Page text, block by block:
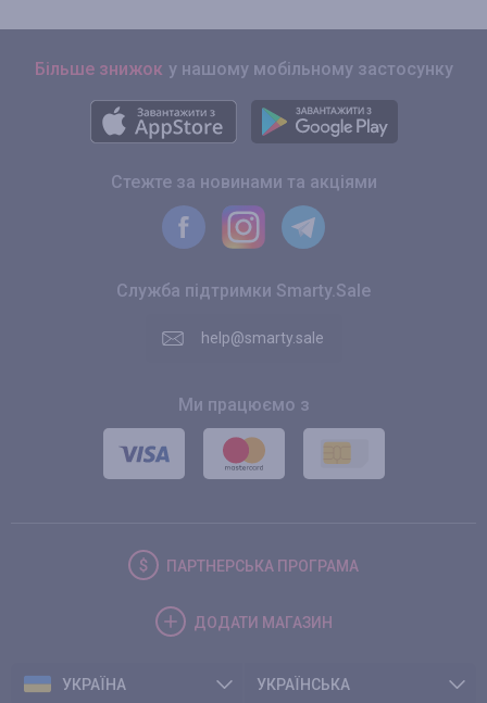
Більше знижок у нашому мобільному застосунку
Стежте за новинами та акціями
Служба підтримки Smarty.Sale
help@smarty.sale
Ми працюємо з
ПАРТНЕРСЬКА ПРОГРАМА
ДОДАТИ МАГАЗИН
УКРАЇНА УКРАЇНСЬКА